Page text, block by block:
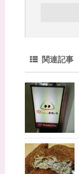
関連記事